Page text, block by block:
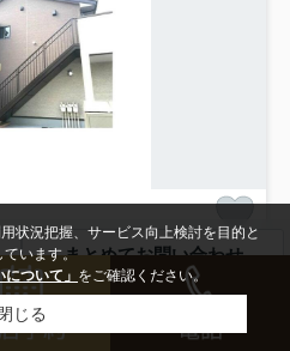
7分
まとめてお問い合わせ
状況把握、サービス向上検討を目的と
ています。
ついて」 をご確認ください。
じる